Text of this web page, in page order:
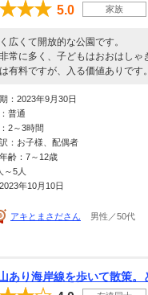
5.0 家族
広くて開放的な公園です。
常に多く、子どもはおおはしゃ
有料ですが、入る価値ありです。
：2023年9月30日
普通
2～3時間
：お子様、配偶者
齢：7～12歳
～5人
年10月10日
アキとまさださん 男性／50代
あり海岸線を歩いて散策